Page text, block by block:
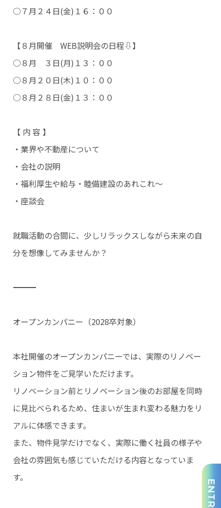
○７月２４日(金)１６：００
【８月開催 WEB説明会の日程⇩】
○８月 ３日(月)１３：００
○８月２０日(木)１０：００
○８月２８日(金)１３：００
【 内 容 】
・業界や不動産について
・会社の説明
・福利厚生や給与・睦備建設のあれこれ～
・座談会
就職活動の合間に、少しリラックスしながら未来の自
分を想像してみませんか？
――――――――――――――――――――――――――――――――――――――――――――――
オープンカンパニー（2028卒対象）
本社開催のオープンカンパニーでは、実際のリノベー
ション物件をご見学いただけます。
リノベーション前とリノベーション後のお部屋を同時
に見比べられるため、住まいが生まれ変わる魅力をリ
アルに体感できます。
また、物件見学だけでなく、実際に働く社員の様子や
会社の雰囲気も感じていただける内容となっていま
す。
ENTRY